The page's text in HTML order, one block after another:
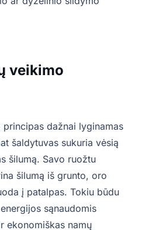
veikimo
dažnai lyginamas
šaldytuvas sukuria vėsią
šilumą. Savo ruožtu
šilumą iš grunto, oro
į patalpas. Tokiu būdu
sąnaudomis
ekonomiškas namų